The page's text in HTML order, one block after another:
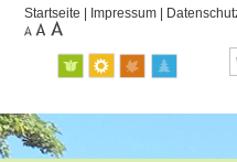
Startseite Impressum